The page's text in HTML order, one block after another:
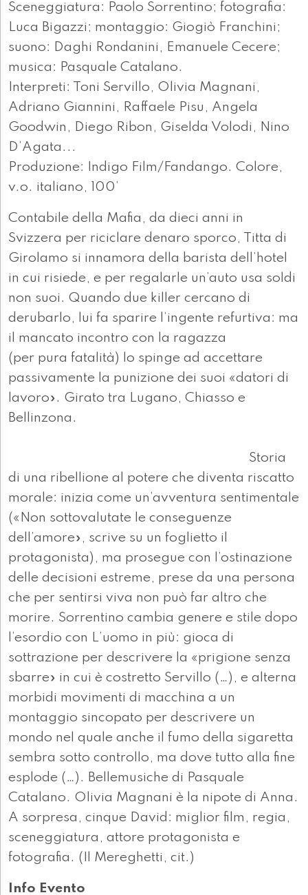
Sceneggiatura: Paolo Sorrentino; fotografia:
Luca Bigazzi; montaggio: Giogiò Franchini;
suono: Daghi Rondanini, Emanuele Cecere;
musica: Pasquale Catalano.
Interpreti: Toni Servillo, Olivia Magnani,
Adriano Giannini, Raffaele Pisu, Angela
Goodwin, Diego Ribon, Giselda Volodi, Nino
D’Agata...
Produzione: Indigo Film/Fandango. Colore,
v.o. italiano, 100’
Contabile della Mafia, da dieci anni in
Svizzera per riciclare denaro sporco, Titta di
Girolamo si innamora della barista dell’hotel
in cui risiede, e per regalarle un’auto usa soldi
non suoi. Quando due killer cercano di
derubarlo, lui fa sparire l’ingente refurtiva: ma
il mancato incontro con la ragazza
(per pura fatalità) lo spinge ad accettare
passivamente la punizione dei suoi «datori di
lavoro». Girato tra Lugano, Chiasso e
Bellinzona.
Storia
di una ribellione al potere che diventa riscatto
morale: inizia come un’avventura sentimentale
(«Non sottovalutate le conseguenze
dell’amore», scrive su un foglietto il
protagonista), ma prosegue con l’ostinazione
delle decisioni estreme, prese da una persona
che per sentirsi viva non può far altro che
morire. Sorrentino cambia genere e stile dopo
l’esordio con L’uomo in più: gioca di
sottrazione per descrivere la «prigione senza
sbarre» in cui è costretto Servillo (…), e alterna
morbidi movimenti di macchina a un
montaggio sincopato per descrivere un
mondo nel quale anche il fumo della sigaretta
sembra sotto controllo, ma dove tutto alla fine
esplode (…). Bellemusiche di Pasquale
Catalano. Olivia Magnani è la nipote di Anna.
A sorpresa, cinque David: miglior film, regia,
sceneggiatura, attore protagonista e
fotografia. (Il Mereghetti, cit.)
Info Evento